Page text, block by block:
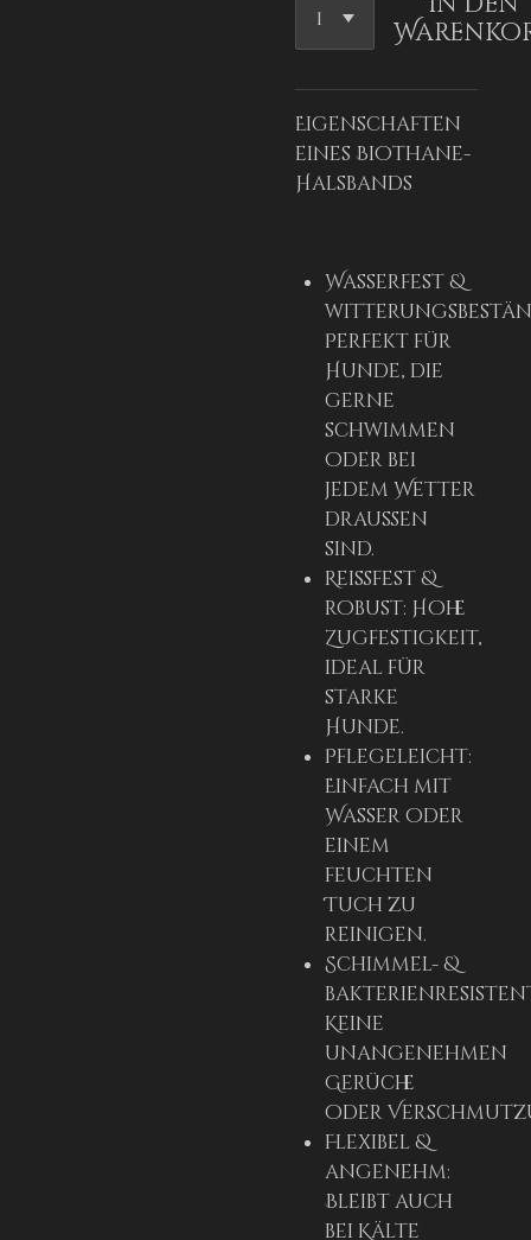
Eigenschaften
eines Biothane-
Halsbands
Wasserfest &
Perfekt für
Hunde, die
gerne
schwimmen
oder bei
jedem Wetter
draußen
sind.
Reißfest &
robust: Hohe
Zugfestigkeit,
ideal für
starke
Hunde.
Pflegeleicht:
Einfach mit
Wasser oder
einem
feuchten
Tuch zu
reinigen.
Schimmel- &
Keine
unangenehmen
Gerüche
oder
Flexibel &
angenehm:
Bleibt auch
bei Kälte